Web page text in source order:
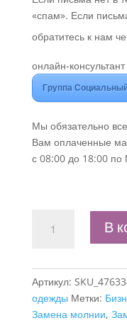
«спам». Если
обратитесь к нам
онлайн-
Группа
Мы обязательно
Вам оплаченные
с 08:00 до 18:00 по
товара
план
"Мастерская
по
ремонту
В
Артикул:
одежды Метки:
Замена молнии,